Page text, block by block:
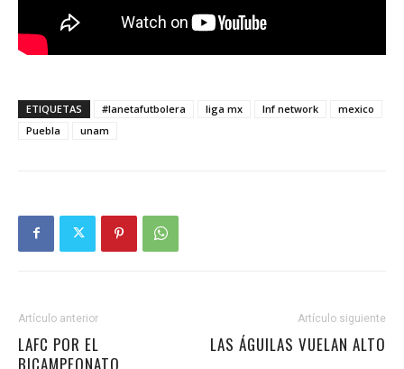
ETIQUETAS #lanetafutbolera liga mx lnf network
mexico
Puebla
unam
Artículo anterior
LAFC POR EL
BICAMPEONATO
Artículo siguiente
LAS ÁGUILAS VUELAN ALTO